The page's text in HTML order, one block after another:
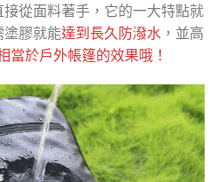
從面料著手，它的一大特點就
塗膠就能達到長久防潑水 ，並高
當於戶外帳篷的效果哦！